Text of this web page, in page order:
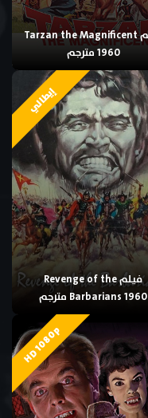
فيلم Tarzan the Magnificent
1960 مترجم
إيطالي
فيلم Revenge of the
Barbarians 1960 مترجم
HD 1080p